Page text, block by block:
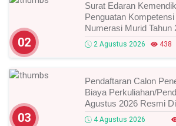
02
Surat Edaran
Penguatan
Numerasi Murid Tahun
Dan Alurnya
2 Agustus 2026 438
03
Pendaftaran Calon
Biaya Perkuliahan/
Agustus 2026 Resmi
Syarat Dan Jadwal
4 Agustus 2026